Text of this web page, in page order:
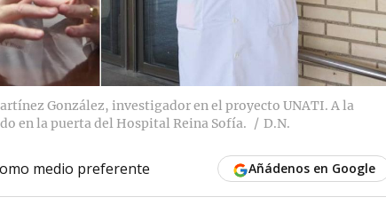
González, investigador en el proyecto UNATI. A la
en la puerta del Hospital Reina Sofía.
D.N.
medio preferente Añádenos en Google